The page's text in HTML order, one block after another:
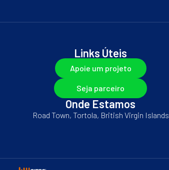
Links Úteis
Apoie um projeto
Seja parceiro
Onde Estamos
Road Town, Tortola, British Virgin Islands